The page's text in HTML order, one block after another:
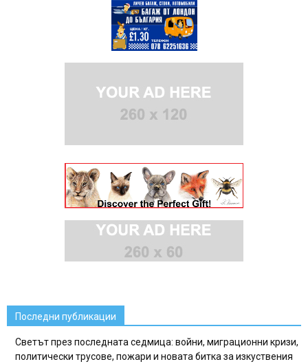
Последни публикации
Светът през последната седмица: войни, миграционни кризи,
политически трусове, пожари и новата битка за изкуствения